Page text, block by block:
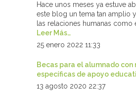
Hace unos meses ya estuve
este blog un tema tan amplio
las relaciones humanas como
Leer Más…
25 enero 2022 11:33
Becas para el alumnado con
específicas de apoyo
13 agosto 2020 22:37